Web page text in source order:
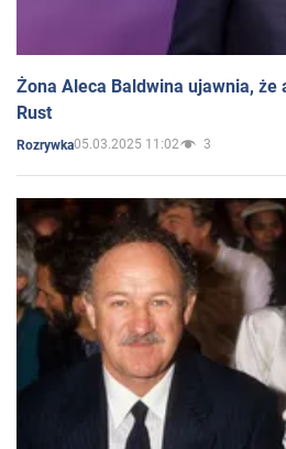
Żona Aleca Baldwina ujawnia,
Rust
Rozrywka05.03.2025 11:02 3